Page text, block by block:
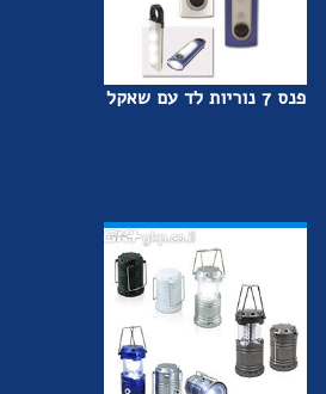
פנס 7 נוריות לד עם שאקל